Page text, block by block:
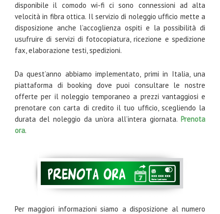
disponibile il comodo wi-fi ci sono connessioni ad alta
velocità in fibra ottica. Il servizio di noleggio ufficio mette a
disposizione anche l’accoglienza ospiti e la possibilità di
usufruire di servizi di fotocopiatura, ricezione e spedizione
fax, elaborazione testi, spedizioni.
Da quest’anno abbiamo implementato, primi in Italia, una
piattaforma di booking dove puoi consultare le nostre
offerte per il noleggio temporaneo a prezzi vantaggiosi e
prenotare con carta di credito il tuo ufficio, scegliendo la
durata del noleggio da un’ora all’intera giornata. Prenota
ora.
Per maggiori informazioni siamo a disposizione al numero